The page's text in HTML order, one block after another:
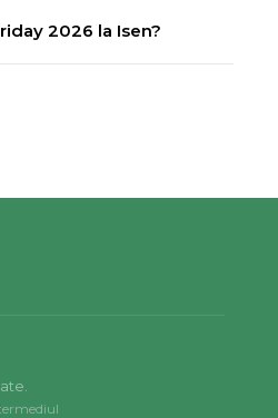
2026 la Isen?